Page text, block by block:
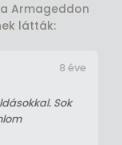
Armageddon
látták:
Sok
8 éve